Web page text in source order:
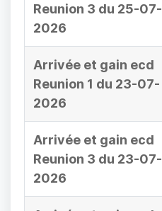
Reunion 3 du 25-07-
2026
Arrivée et gain ecd
Reunion 1 du 23-07-
2026
Arrivée et gain ecd
Reunion 3 du 23-07-
2026